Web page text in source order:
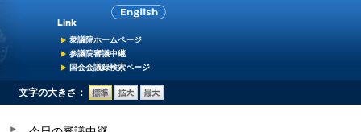
衆議院ホームページ
参議院審議中継
国会会議録検索ページ
文字の大きさ：